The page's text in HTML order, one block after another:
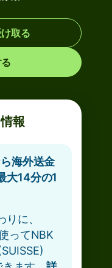
取る
報
海外送金
大14分の1
に、
ってNBK